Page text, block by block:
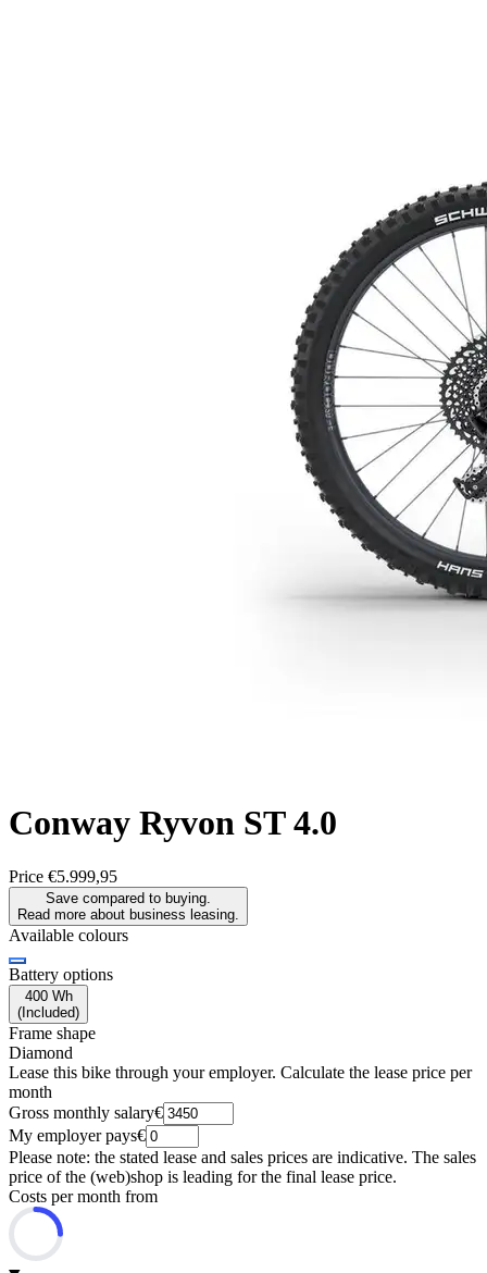
Conway Ryvon ST 4.0
Price €5.999,95
Save compared to buying.
Read more about business leasing.
Available colours
Battery options
400 Wh
( Included)
Frame shape
Diamond
Lease this bike through your employer. Calculate the lease price per
month
Gross monthly salary€
My employer pays€
Please note: the stated lease and sales prices are indicative. The sales
price of the (web)shop is leading for the final lease price.
Costs per month from